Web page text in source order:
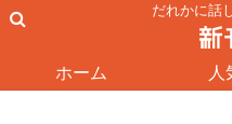
だれかに話
ホーム 人